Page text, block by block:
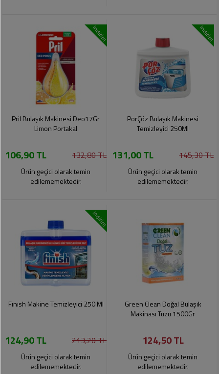
indirim
Pril Bulaşık Makinesi Deo17Gr
Limon Portakal
106,90 TL 132,80 TL
Ürün geçici olarak temin
edilememektedir.
indirim
PorÇöz Bulaşık Makinesi
Temizleyici 250Ml
131,00 TL 145,30 TL
Ürün geçici olarak temin
edilememektedir.
indirim
Fınısh Makine Temizleyici 250 Ml
124,90 TL 213,20 TL
Ürün geçici olarak temin
edilememektedir.
Green Clean Doğal Bulaşık
Makinası Tuzu 1500Gr
124,50 TL
Ürün geçici olarak temin
edilememektedir.